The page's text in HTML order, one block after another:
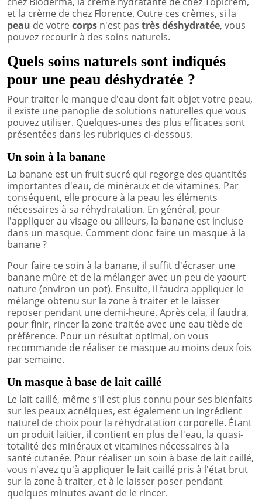
et la crème de chez Florence. Outre ces crèmes, si la
peau de votrecorps n'est pas très déshydratée, vous
pouvez recourir à des soins naturels.
Quels soins naturels sont indiqués
pour une peau déshydratée ?
Pour traiter le manque d'eau dont fait objet votre peau,
il existe une panoplie de solutions naturelles que vous
pouvez utiliser. Quelques-unes des plus efficaces sont
présentées dans les rubriques ci-dessous.
Un soin à la banane
La banane est un fruit sucré qui regorge des quantités
importantes d'eau, de minéraux et de vitamines. Par
conséquent, elle procure à la peau les éléments
nécessaires à sa réhydratation. En général, pour
l'appliquer au visage ou ailleurs, la banane est incluse
dans un masque. Comment donc faire un masque à la
banane ?
Pour faire ce soin à la banane, il suffit d'écraser une
banane mûre et de la mélanger avec un peu de yaourt
nature (environ un pot). Ensuite, il faudra appliquer le
mélange obtenu sur la zone à traiter et le laisser
reposer pendant une demi-heure. Après cela, il faudra,
pour finir, rincer la zone traitée avec une eau tiède de
préférence. Pour un résultat optimal, on vous
recommande de réaliser ce masque au moins deux fois
par semaine.
Un masque à base de lait caillé
Le lait caillé, même s'il est plus connu pour ses bienfaits
sur les peaux acnéiques, est également un ingrédient
naturel de choix pour la réhydratation corporelle. Étant
un produit laitier, il contient en plus de l'eau, la quasi-
totalité des minéraux et vitamines nécessaires à la
santé cutanée. Pour réaliser un soin à base de lait caillé,
vous n'avez qu'à appliquer le lait caillé pris à l'état brut
sur la zone à traiter, et à le laisser poser pendant
quelques minutes avant de le rincer.